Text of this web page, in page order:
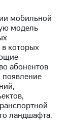
мобильной
модель
которых
абонентов
появление
ландшафта.